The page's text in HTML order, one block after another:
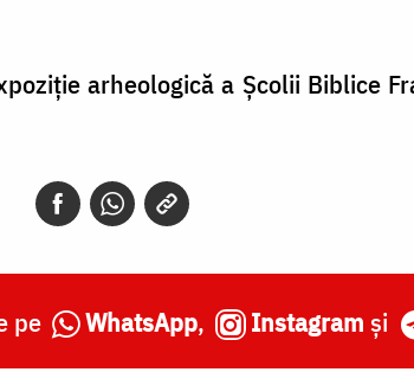
arheologică a Şcolii Biblice
pe WhatsApp, Instagram și